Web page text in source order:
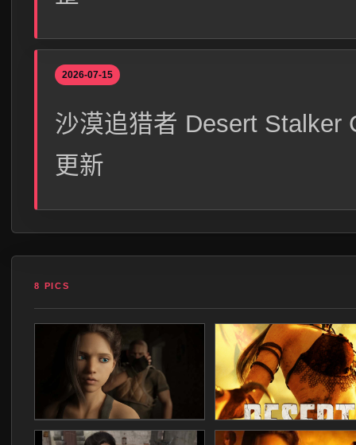
2026-07-15
沙漠追猎者 Desert Stalker
更新
8 PICS